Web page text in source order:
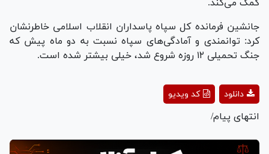
کمک می‌کند.
جانشین فرمانده کل سپاه پاسداران انقلاب اسلامی خاطرنشان
کرد: توانمندی و آمادگی‌های سپاه نسبت به دو ماه پیش که
جنگ تحمیلی ۱۲ روزه شروع شد، خیلی بیشتر شده است.
Playکد ویدیو دانلود
انتهای پیام/